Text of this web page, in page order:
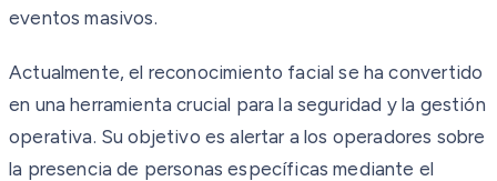
eventos masivos.
Actualmente, el reconocimiento facial se ha convertido
en una herramienta crucial para la seguridad y la gestión
operativa. Su objetivo es alertar a los operadores sobre
la presencia de personas específicas mediante el